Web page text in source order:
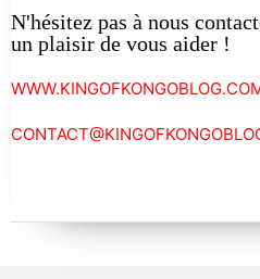
N'hésitez pas à nous
un plaisir de vous aider !